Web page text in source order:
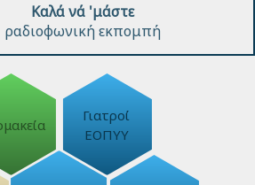
Καλά νά 'μάστε
ραδιοφωνική εκπομπή
Γιατροί
ΕΟΠΥΥ